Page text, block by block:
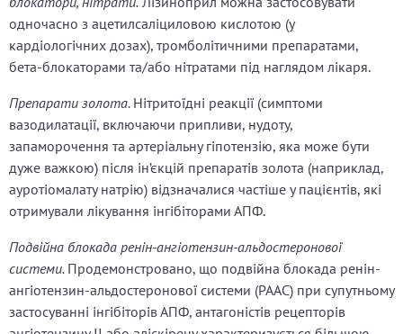
одночасно з ацетилсаліциловою кислотою (у
кардіологічних дозах), тромболітичними препаратами,
бета-блокаторами та/або нітратами під наглядом лікаря.
Препарати золота. Нітритоїдні реакції (симптоми
вазодилатації, включаючи припливи, нудоту,
запаморочення та артеріальну гіпотензію, яка може бути
дуже важкою) після ін’єкцій препаратів золота (наприклад,
ауротіомалату натрію) відзначалися частіше у пацієнтів, які
отримували лікування інгібіторами АПФ.
Подвійна блокада ренін-ангіотензин-альдостеронової
системи. Продемонстровано, що подвійна блокада ренін-
ангіотензин-альдостеронової системи (РААС) при супутньому
застосуванні інгібіторів АПФ, антагоністів рецепторів